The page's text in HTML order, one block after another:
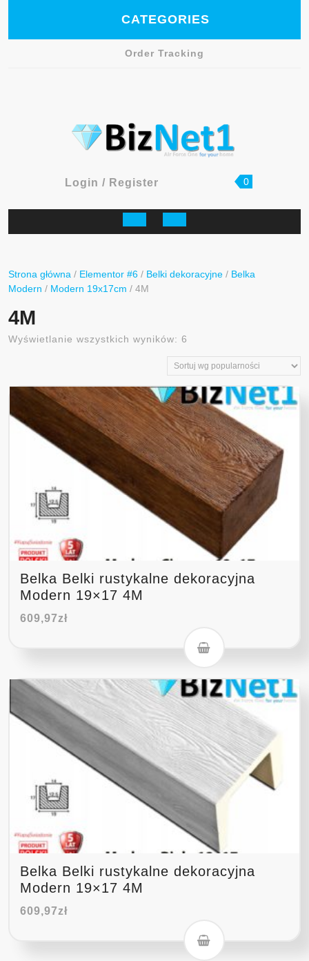
CATEGORIES
Order Tracking
Login / RegisterLogin
Register
shopping
0
Open
Strona główna / Elementor #6 / Belki dekoracyjne / Belka
Modern / Modern 19x17cm / 4M
4M
Wyświetlanie wszystkich wyników: 6
popularności
Belka Belki rustykalne dekoracyjna
Modern 19×17 4M
609,97zł
Belka Belki rustykalne dekoracyjna
Modern 19×17 4M
609,97zł